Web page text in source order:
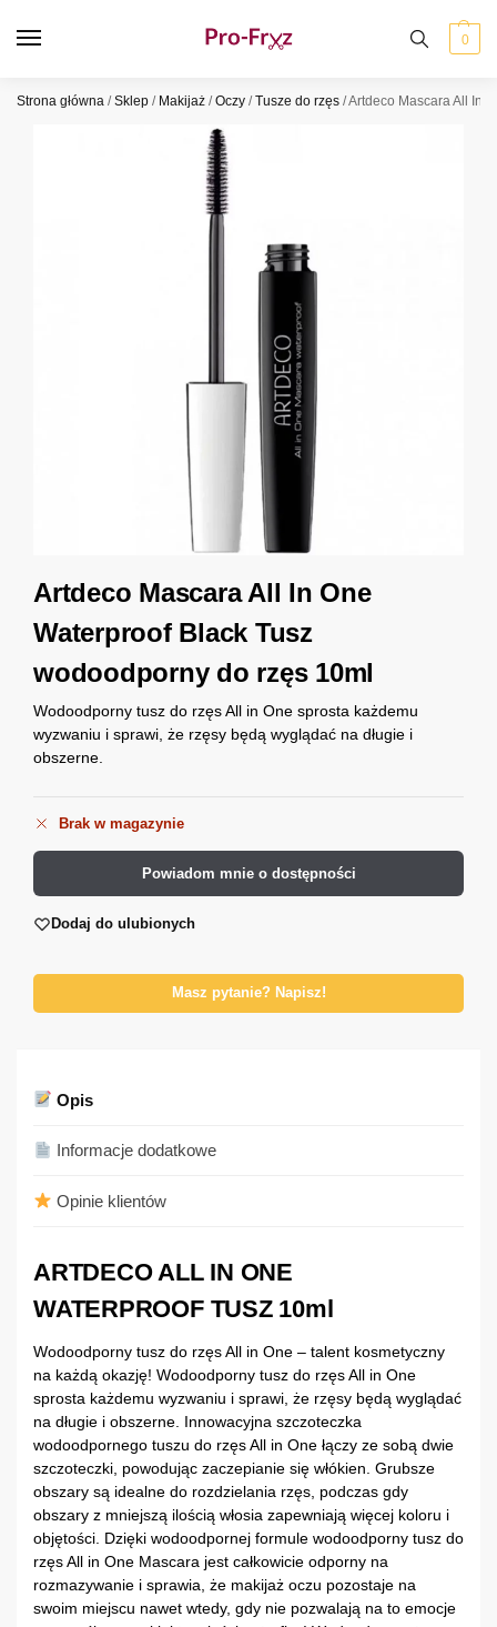
0
Strona główna /Sklep / Makijaż /Oczy /Tusze do rzęs /Artdeco Mascara All In
Artdeco Mascara All In One
Waterproof Black Tusz
wodoodporny do rzęs 10ml
Wodoodporny tusz do rzęs All in One sprosta każdemu
wyzwaniu i sprawi, że rzęsy będą wyglądać na długie i
obszerne.
Brak w magazynie
Powiadom mnie o dostępności
Dodaj do ulubionych
Masz pytanie? Napisz!
Opis
Informacje dodatkowe
Opinie klientów
ARTDECO ALL IN ONE
WATERPROOF TUSZ 10ml
Wodoodporny tusz do rzęs All in One – talent kosmetyczny
na każdą okazję! Wodoodporny tusz do rzęs All in One
sprosta każdemu wyzwaniu i sprawi, że rzęsy będą wyglądać
na długie i obszerne. Innowacyjna szczoteczka
wodoodpornego tuszu do rzęs All in One łączy ze sobą dwie
szczoteczki, powodując zaczepianie się włókien. Grubsze
obszary są idealne do rozdzielania rzęs, podczas gdy
obszary z mniejszą ilością włosia zapewniają więcej koloru i
objętości. Dzięki wodoodpornej formule wodoodporny tusz do
rzęs All in One Mascara jest całkowicie odporny na
rozmazywanie i sprawia, że ​​makijaż oczu pozostaje na
swoim miejscu nawet wtedy, gdy nie pozwalają na to emocje